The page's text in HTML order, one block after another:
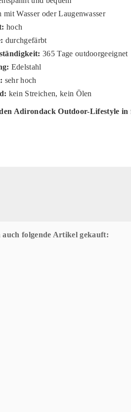
mit Wasser oder Laugenwasser
hoch
durchgefärbt
365 Tage outdoorgeeignet
Edelstahl
sehr hoch
kein Streichen, kein Ölen
Adirondack Outdoor-Lifestyle
auch folgende Artikel gekauft: